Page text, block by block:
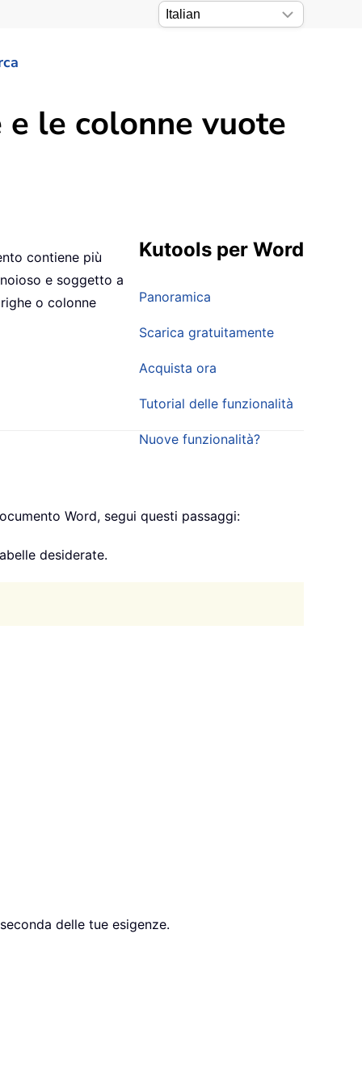
le colonne vuote
Kutools per Word
Panoramica
Scarica gratuitamente
Acquista ora
Tutorial delle funzionalità
Nuove funzionalità?
contiene più
e soggetto a
o colonne
Word, segui questi passaggi:
desiderate.
delle tue esigenze.